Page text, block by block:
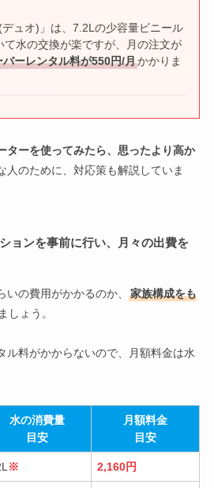
ュオ)」は、7.2Lの少容量ビニール
て水の交換が楽ですが、月の注文が
バーレンタル料が550円/月かかりま
ターを使ってみたら、思ったより高か
人のために、対応策も解説していま
ョンを事前に行い、月々の出費を
の費用がかかるのか、
家族構成をも
しょう。
ル料がかからないので、月額料金は水
水の消費量
目安
月額料金
目安
※ 2,160円